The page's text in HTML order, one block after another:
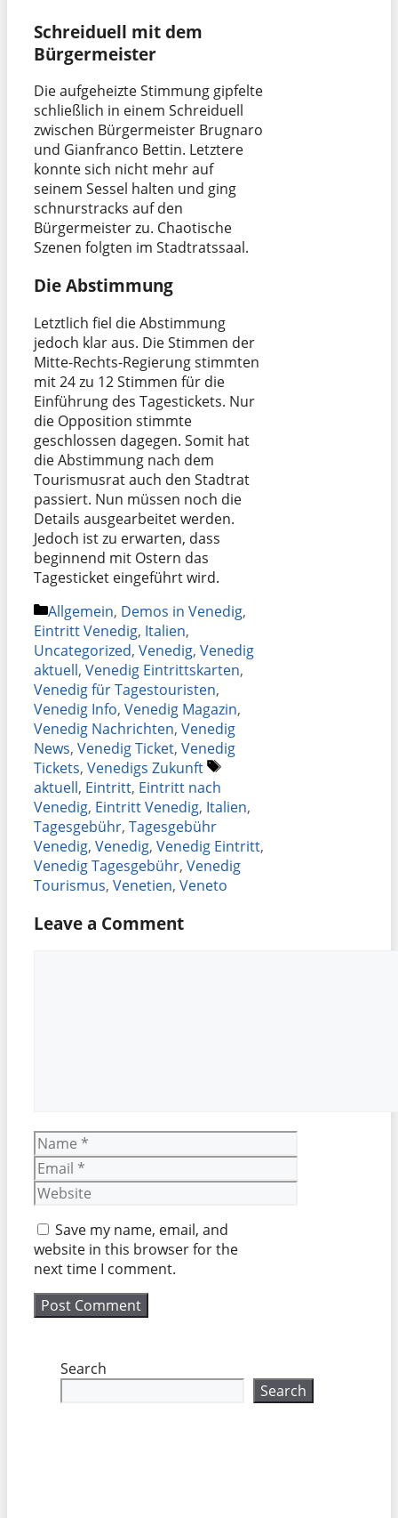
Schreiduell mit dem
Bürgermeister
Die aufgeheizte Stimmung gipfelte
schließlich in einem Schreiduell
zwischen Bürgermeister Brugnaro
und Gianfranco Bettin. Letztere
konnte sich nicht mehr auf
seinem Sessel halten und ging
schnurstracks auf den
Bürgermeister zu. Chaotische
Szenen folgten im Stadtratssaal.
Die Abstimmung
Letztlich fiel die Abstimmung
jedoch klar aus. Die Stimmen der
Mitte-Rechts-Regierung stimmten
mit 24 zu 12 Stimmen für die
Einführung des Tagestickets. Nur
die Opposition stimmte
geschlossen dagegen. Somit hat
die Abstimmung nach dem
Tourismusrat auch den Stadtrat
passiert. Nun müssen noch die
Details ausgearbeitet werden.
Jedoch ist zu erwarten, dass
beginnend mit Ostern das
Tagesticket eingeführt wird.
Categories
Allgemein, Demos in Venedig,
Eintritt Venedig, Italien,
Uncategorized, Venedig, Venedig
aktuell, Venedig Eintrittskarten,
Venedig für Tagestouristen,
Venedig Info, Venedig Magazin,
Venedig Nachrichten, Venedig
News, Venedig Ticket, Venedig
Tickets, Venedigs Zukunft
Tags
aktuell, Eintritt, Eintritt nach
Venedig, Eintritt Venedig, Italien,
Tagesgebühr, Tagesgebühr
Venedig, Venedig, Venedig Eintritt,
Venedig Tagesgebühr, Venedig
Tourismus, Venetien, Veneto
Leave a Comment
Name
Email
Website
Save my name, email, and
website in this browser for the
next time I comment.
Search
Search